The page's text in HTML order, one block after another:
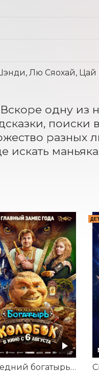
Лю Сяохай,
одну из
поиски
разных
искать
Последний богатырь. Колобок